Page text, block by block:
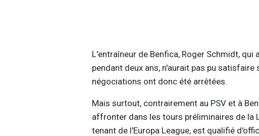
L'entraîneur de Benfica, Roger Schmidt, qui
pendant deux ans, n'aurait pas pu
négociations ont donc été arrêtées.
Mais surtout, contrairement au PSV et à
affronter dans les tours préliminaires de la
tenant de l'Europa League, est qualifié